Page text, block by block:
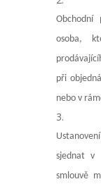
Obchodní
osoba,
při
nebo v
sjednat v
smlouvě